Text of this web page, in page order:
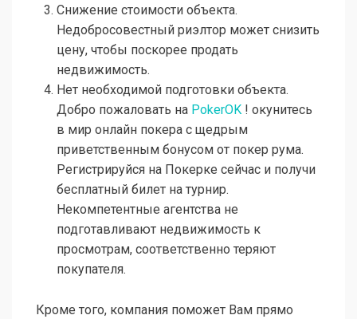
Снижение стоимости объекта.
Недобросовестный риэлтор может снизить
цену, чтобы поскорее продать
недвижимость.
Нет необходимой подготовки объекта.
Добро пожаловать на PokerOK ! окунитесь
в мир онлайн покера с щедрым
приветственным бонусом от покер рума.
Регистрируйся на Покерке сейчас и получи
бесплатный билет на турнир.
Некомпетентные агентства не
подготавливают недвижимость к
просмотрам, соответственно теряют
покупателя.
Кроме того, компания поможет Вам прямо